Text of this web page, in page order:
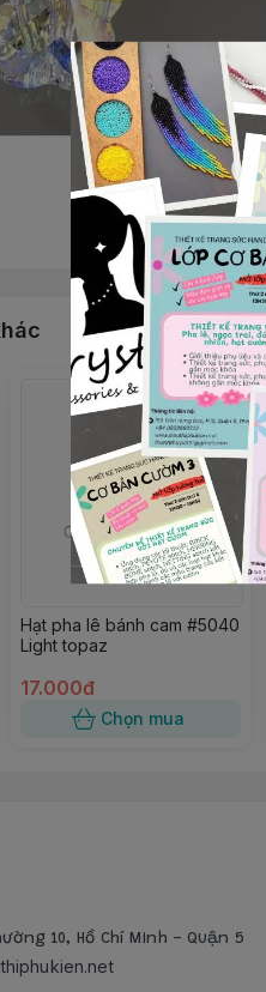
Hạt pha lê bánh cam #5040
Light topaz
17.000đ
Chọn mua
10, Hồ Chí Minh - Quận 5